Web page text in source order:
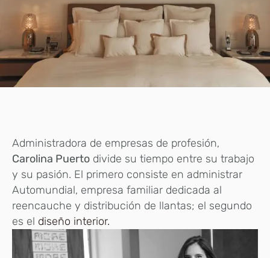
Administradora de empresas de profesión,
Carolina Puerto divide su tiempo entre su trabajo
y su pasión. El primero consiste en administrar
Automundial, empresa familiar dedicada al
reencauche y distribución de llantas; el segundo
es el diseño interior.